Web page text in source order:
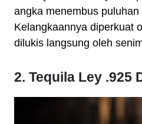
angka menembus
Kelangkaannya diperkuat
dilukis langsung oleh
2. Tequila Ley .925